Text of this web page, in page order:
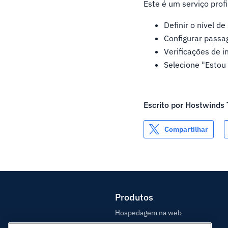
Este é um serviço
Definir o nível de
Configurar
Verificações de
Selecione
Escrito por Hostwinds
Compartilhar
Produtos
Hospedagem na web